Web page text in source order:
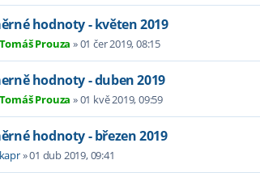
hodnoty - květen 2019
Tomáš Prouza »01 čer 2019, 08:15
hodnoty - duben 2019
Tomáš Prouza »01 kvě 2019, 09:59
hodnoty - březen 2019
kapr»01 dub 2019, 09:41